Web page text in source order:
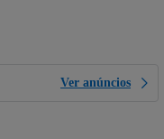
Ver anúncios